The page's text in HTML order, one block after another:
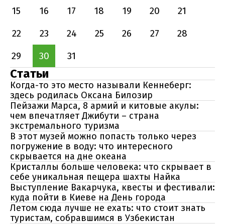
15
16 17 18 19 20
21
22
23 24 25 26 27
28
29
30 31
Статьи
Когда-то это место называли Кеннеберг:
здесь родилась Оксана Билозир
Пейзажи Марса, 8 армий и китовые акулы:
чем впечатляет Джибути – страна
экстремального туризма
В этот музей можно попасть только через
погружение в воду: что интересного
скрывается на дне океана
Кристаллы больше человека: что скрывает в
себе уникальная пещера шахты Найка
Выступление Вакарчука, квесты и фестивали:
куда пойти в Киеве на День города
Летом сюда лучше не ехать: что стоит знать
туристам, собравшимся в Узбекистан